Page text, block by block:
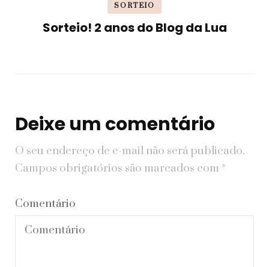
SORTEIO
Sorteio! 2 anos do Blog da Lua
Deixe um comentário
O seu endereço de e-mail não será publicado.
Campos obrigatórios são marcados com *
Comentário